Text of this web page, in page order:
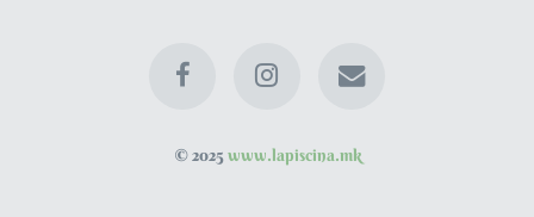
© 2025www.lapiscina.mk